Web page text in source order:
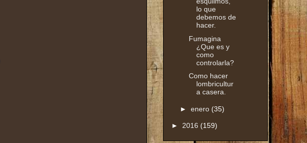
lo que
debemos de
hacer.
Fumagina
¿Que es y
como
controlarla?
Como hacer
lombricultur
a casera.
► enero (35)
► 2016 (159)